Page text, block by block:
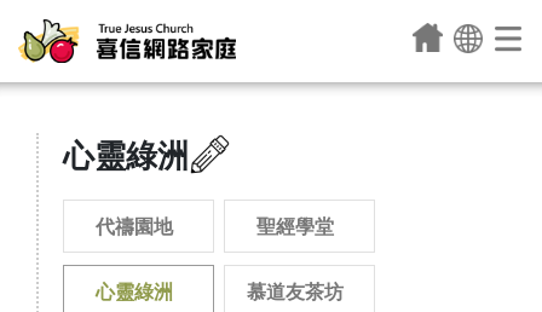
心靈綠洲
代禱園地 聖經學堂
心靈綠洲 慕道友茶坊